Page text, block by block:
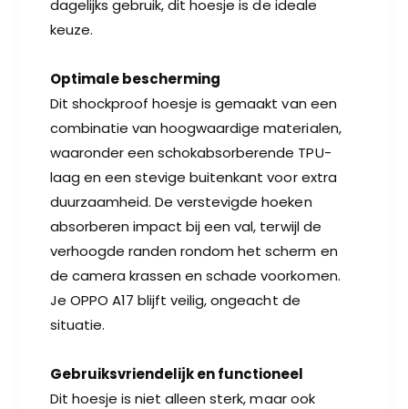
dagelijks gebruik, dit hoesje is de ideale
keuze.
Optimale bescherming
Dit shockproof hoesje is gemaakt van een
combinatie van hoogwaardige materialen,
waaronder een schokabsorberende TPU-
laag en een stevige buitenkant voor extra
duurzaamheid. De verstevigde hoeken
absorberen impact bij een val, terwijl de
verhoogde randen rondom het scherm en
de camera krassen en schade voorkomen.
Je OPPO A17 blijft veilig, ongeacht de
situatie.
Gebruiksvriendelijk en functioneel
Dit hoesje is niet alleen sterk, maar ook